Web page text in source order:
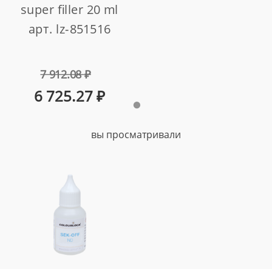
super filler 20 ml
арт. lz-851516
7 912.08₽
6 725.27₽
вы просматривали